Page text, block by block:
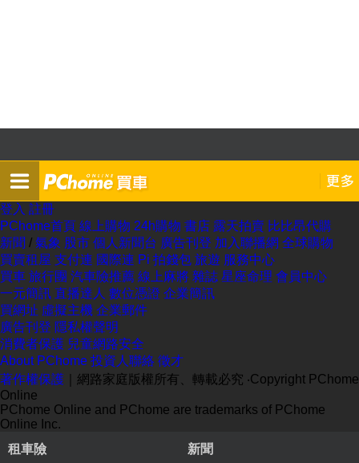
登入 註冊
PChome首頁 線上購物 24h購物 書店 露天拍賣 比比昂代購
新聞 / 氣象 股市 個人新聞台 廣告刊登 加入聯播網 全球購物
買賣租屋 支付連 國際連 Pi 拍錢包 旅遊 服務中心
買車 旅行團 汽車險推薦 線上麻將 雜誌 星座命理 會員中心
一元簡訊 直播達人 數位憑證 企業簡訊
買網址 虛擬主機 企業郵件
廣告刊登 隱私權聲明
消費者保護 兒童網路安全
About PChome 投資人聯絡 徵才
著作權保護 ｜網路家庭版權所有、轉載必究 ‧Copyright PChome
Online
PChome Online and PChome are trademarks of PChome
Online Inc.
租車險
新聞